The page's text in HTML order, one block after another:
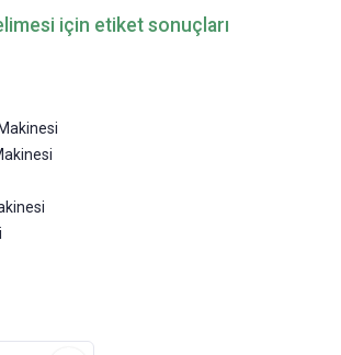
için etiket sonuçları